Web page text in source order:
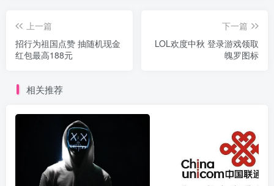
上一篇
招行为祖国点赞 抽随机现金
红包最高188元
下一篇
LOL欢度中秋 登录游戏领取
魄罗图标
相关推荐